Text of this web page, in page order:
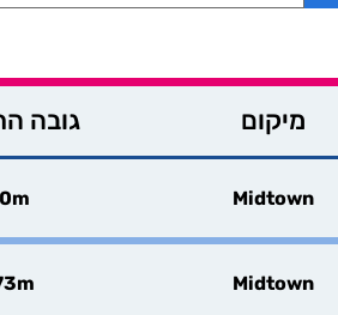
לא. אין הגבלת זמן על
החוצה.
גובה מיקום
Midtown
Midtown